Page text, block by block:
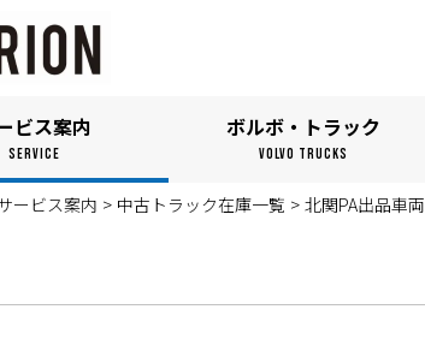
ビス案内
SERVICE
ボルボ・トラック
VOLVO TRUCKS
ービス案内 > 中古トラック在庫一覧 > 北関PA出品車両